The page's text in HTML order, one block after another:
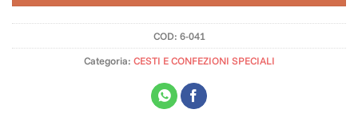
COD: 6-041
Categoria: CESTI E CONFEZIONI SPECIALI